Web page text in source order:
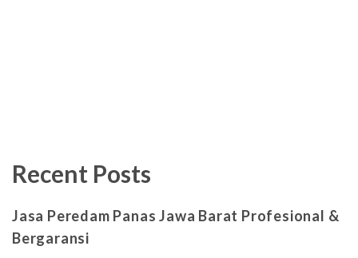
Recent Posts
Jasa Peredam Panas Jawa Barat Profesional &
Bergaransi